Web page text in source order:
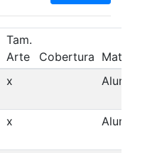
Tam.
Arte
Cobertura Material
x Alumínio
x Alumínio